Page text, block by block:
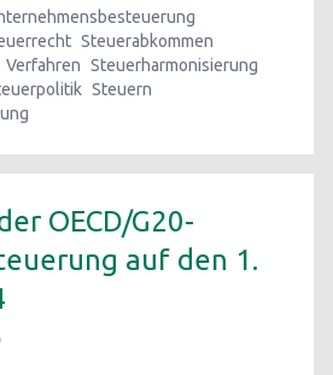
Steuerabkommen
Verfahren Steuerharmonisierung
Steuern
OECD/G20-
auf den 1.